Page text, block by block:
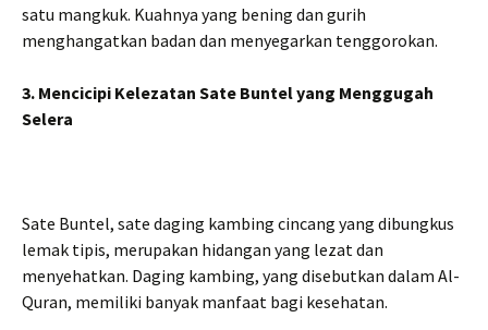
satu mangkuk. Kuahnya yang bening dan gurih
menghangatkan badan dan menyegarkan tenggorokan.
3. Mencicipi Kelezatan Sate Buntel yang Menggugah
Selera
Sate Buntel, sate daging kambing cincang yang dibungkus
lemak tipis, merupakan hidangan yang lezat dan
menyehatkan. Daging kambing, yang disebutkan dalam Al-
Quran, memiliki banyak manfaat bagi kesehatan.